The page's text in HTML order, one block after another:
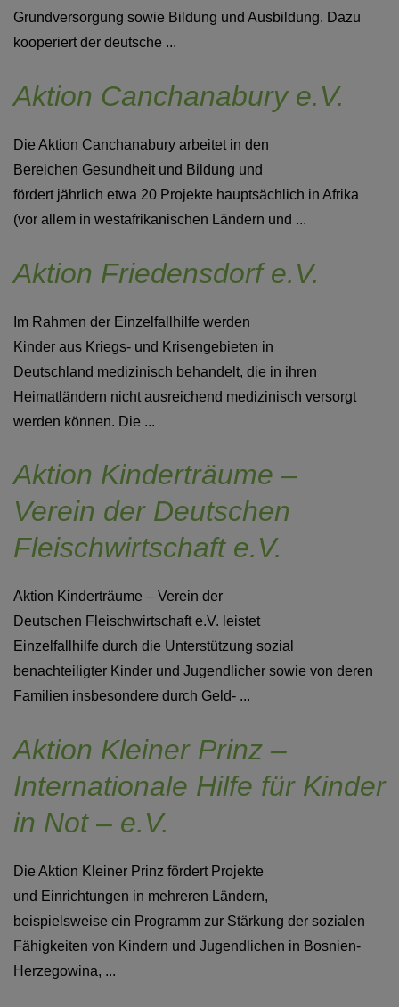
Grundversorgung sowie Bildung und Ausbildung. Dazu
kooperiert der deutsche ...
Aktion Canchanabury e.V.
Die Aktion Canchanabury arbeitet in den
Bereichen Gesundheit und Bildung und
fördert jährlich etwa 20 Projekte hauptsächlich in Afrika
(vor allem in westafrikanischen Ländern und ...
Aktion Friedensdorf e.V.
Im Rahmen der Einzelfallhilfe werden
Kinder aus Kriegs- und Krisengebieten in
Deutschland medizinisch behandelt, die in ihren
Heimatländern nicht ausreichend medizinisch versorgt
werden können. Die ...
Aktion Kinderträume –
Verein der Deutschen
Fleischwirtschaft e.V.
Aktion Kinderträume – Verein der
Deutschen Fleischwirtschaft e.V. leistet
Einzelfallhilfe durch die Unterstützung sozial
benachteiligter Kinder und Jugendlicher sowie von deren
Familien insbesondere durch Geld- ...
Aktion Kleiner Prinz –
Internationale Hilfe für Kinder
in Not – e.V.
Die Aktion Kleiner Prinz fördert Projekte
und Einrichtungen in mehreren Ländern,
beispielsweise ein Programm zur Stärkung der sozialen
Fähigkeiten von Kindern und Jugendlichen in Bosnien-
Herzegowina, ...